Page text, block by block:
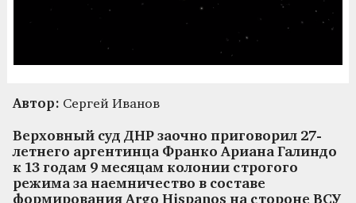
Автор: Сергей Иванов
Верховный суд ДНР заочно приговорил 27-
летнего аргентинца Франко Ариана Галиндо
к 13 годам 9 месяцам колонии строгого
режима за наемничество в составе
формирования Argo Hispanos на стороне ВСУ